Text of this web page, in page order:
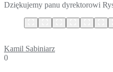
Dziękujemy panu dyrektorowi
Kamil Sabiniarz
0